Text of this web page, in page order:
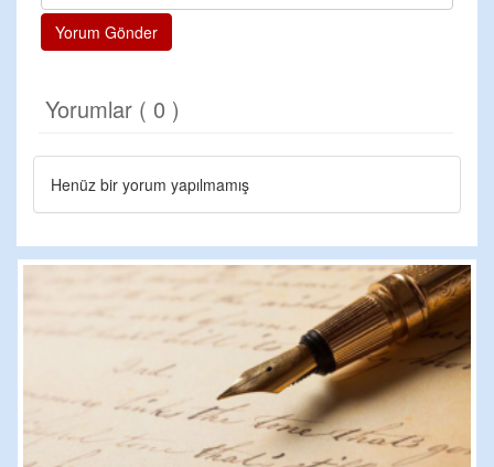
Yorum Gönder
Yorumlar ( 0 )
Henüz bir yorum yapılmamış